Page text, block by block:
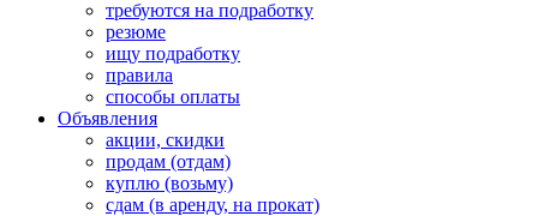
требуются на подработку
резюме
ищу подработку
правила
способы оплаты
Объявления
акции, скидки
продам (отдам)
куплю (возьму)
сдам (в аренду, на прокат)